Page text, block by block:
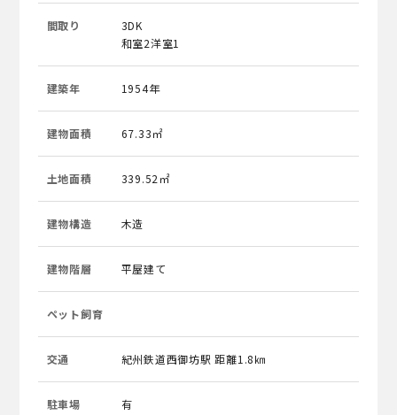
間取り
3DK
和室2洋室1
建築年 1954年
建物面積 67.33㎡
土地面積 339.52㎡
建物構造 木造
建物階層 平屋建て
ペット飼育
交通 紀州鉄道西御坊駅 距離1.8㎞
駐車場 有